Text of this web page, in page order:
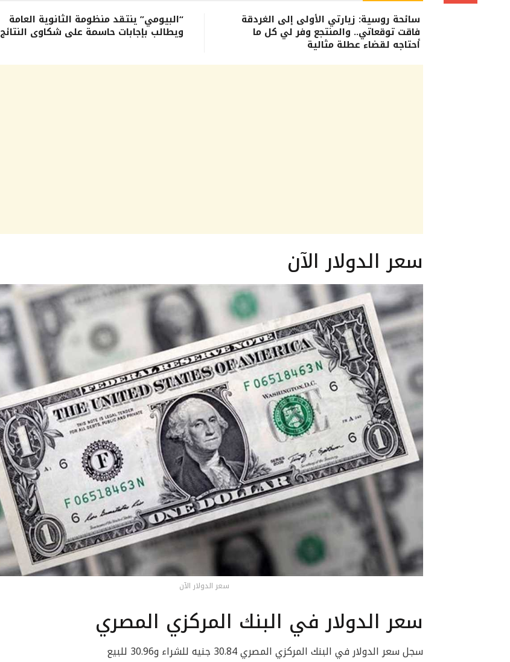
سائحة روسية: زيارتي الأولى إلى الغردقة
فاقت توقعاتي.. والمنتجع وفر لي كل ما
أحتاجه لقضاء عطلة مثالية
“البيومي” ينتقد منظومة الثانوية العامة
ويطالب بإجابات حاسمة على شكاوى النتائج
سعر الدولار الآن
سعر الدولار الآن
سعر الدولار في البنك المركزي المصري
سجل سعر الدولار في البنك المركزي المصري 30.84 جنيه للشراء و30.96 للبيع